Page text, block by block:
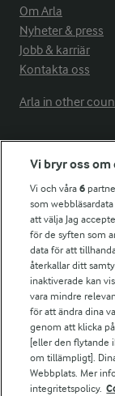
Om Arla
Nyheter & press
Jobb & karriär
Kontakta oss
Arla in other
Fler Arlasajter
För ägare
Arlas kundportal
Arla.com
Falbygdens Ost
Arla webbshop
Bildbank
Följ oss
Vi bryr oss
Vi och våra6
som
att välja Jag
för de syften som
data för att
återkallar ditt
inaktiverade kan
vara mindre
för att ändra dina
genom att klicka
[eller den flytande
om tillämpligt].
Webbplats. Mer
integritetspolicy.